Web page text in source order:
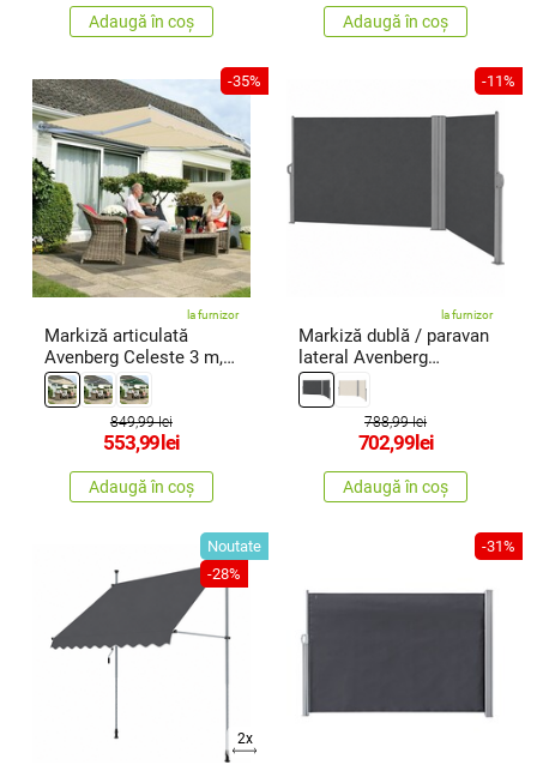
Adaugă în coș Adaugă în coș
-35%
la furnizor
Markiză articulată
Avenberg Celeste 3 m,
bej
849,99 lei
553,99 lei
Adaugă în coș
-11%
la furnizor
Markiză dublă / paravan
lateral Avenberg
Violeta,gri închis
788,99 lei
702,99 lei
Adaugă în coș
Noutate
-28%
2x
-31%